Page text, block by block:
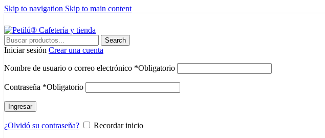
Skip to navigation Skip to main content
Search
Iniciar sesión Crear una cuenta
Nombre de usuario o correo electrónico *Obligatorio
Contraseña *Obligatorio
Ingresar
¿Olvidó su contraseña?
Recordar inicio